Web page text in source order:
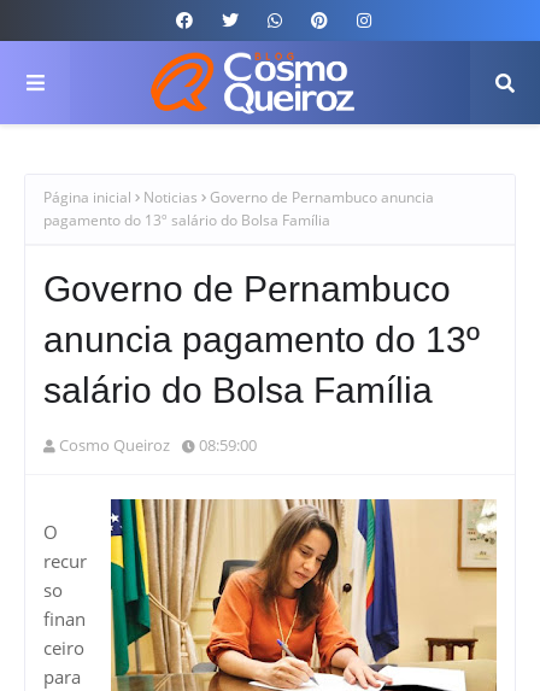
Página inicial Noticias
Governo de Pernambuco anuncia
pagamento do 13º salário do Bolsa Família
Governo de Pernambuco
anuncia pagamento do 13º
salário do Bolsa Família
Cosmo Queiroz 08:59:00
O
recur
so
finan
ceiro
para